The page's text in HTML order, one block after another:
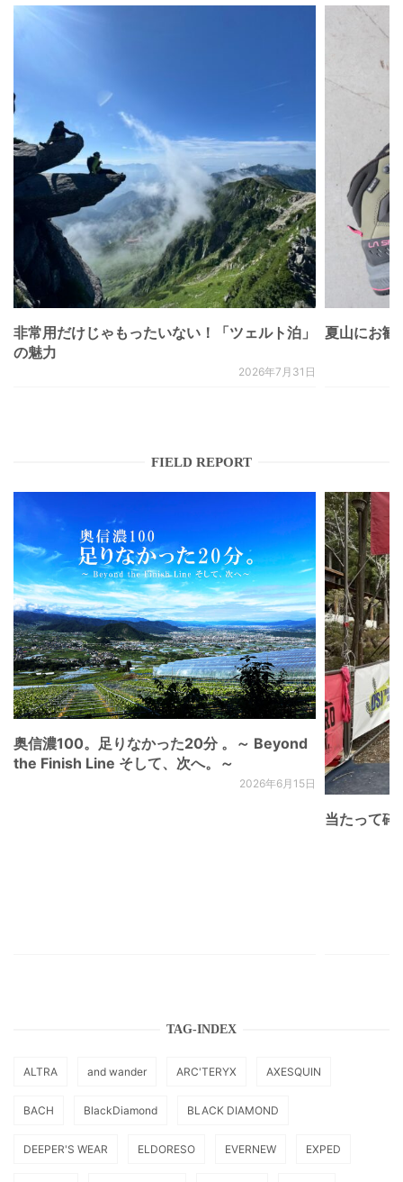
非常用だけじゃもったいない！「ツェルト泊」
の魅力
2026年7月31日
夏山にお
FIELD REPORT
奥信濃100。足りなかった20分 。～ Beyond
the Finish Line そして、次へ。～
2026年6月15日
当たって砕
TAG-INDEX
ALTRA and wander ARC'TERYX AXESQUIN
BACH BlackDiamond BLACK DIAMOND
DEEPER'S WEAR ELDORESO EVERNEW EXPED